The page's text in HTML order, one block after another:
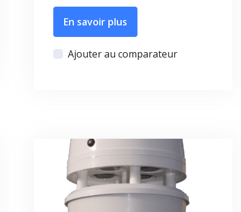
En savoir plus
Ajouter au comparateur